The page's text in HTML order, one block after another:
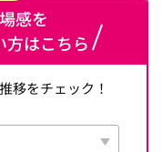
感を
方はこちら
移をチェック！